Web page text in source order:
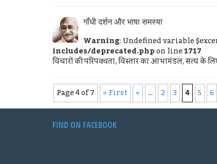
गाँधी दर्शन और भाषा समस्या
Warning: Undefined variable
includes/deprecated.phpon line1717
विचारों की परिपक्वता, विस्तार का आभामंडल, सत्य के
Page 4 of 7 « First « ... 2 3 4 5 6
FIND ON FACEBOOK